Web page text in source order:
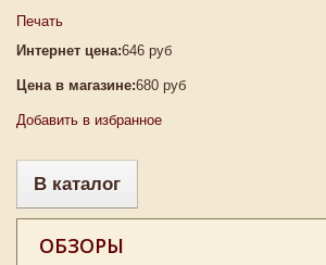
Печать
Интернет цена:646 руб
Цена в магазине:680 руб
Добавить в избранное
В каталог
ОБЗОРЫ